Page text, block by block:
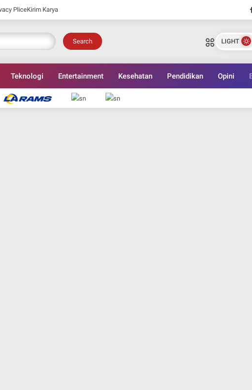
PliceKirim Karya
Search LIGHT
Teknologi Entertainment Kesehatan Pendidikan Opini